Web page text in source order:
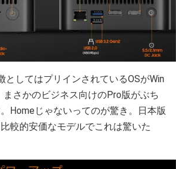
してはプリインされているOSがWin
さかのビジネス向けのPro版がぶち
Homeじゃないってのが驚き。日本版
較的安価なモデルでこれは驚いた